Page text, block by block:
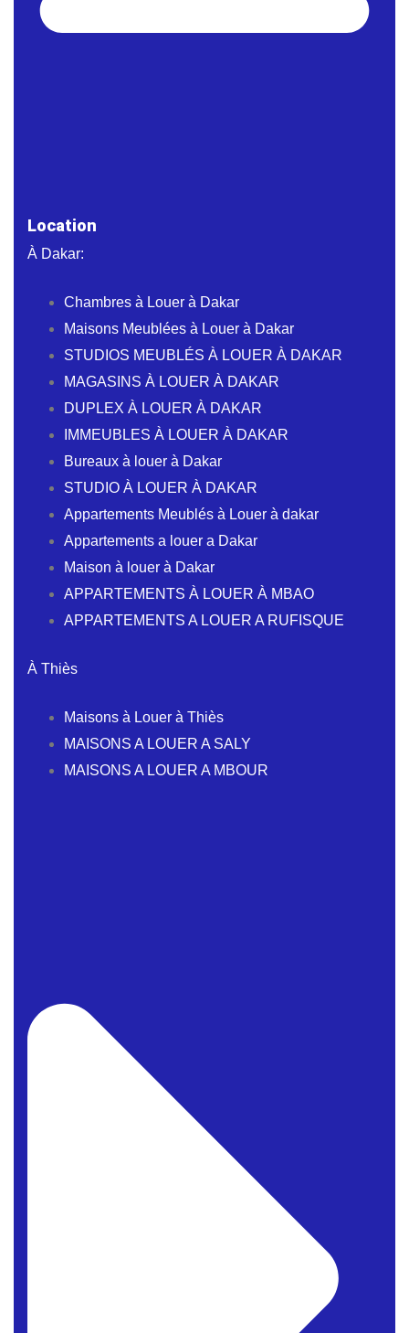
Location
À Dakar:
Chambres à Louer à Dakar
Maisons Meublées à Louer à Dakar
STUDIOS MEUBLÉS À LOUER À DAKAR
MAGASINS À LOUER À DAKAR
DUPLEX À LOUER À DAKAR
IMMEUBLES À LOUER À DAKAR
Bureaux à louer à Dakar
STUDIO À LOUER À DAKAR
Appartements Meublés à Louer à dakar
Appartements a louer a Dakar
Maison à louer à Dakar
APPARTEMENTS À LOUER À MBAO
APPARTEMENTS A LOUER A RUFISQUE
À Thiès
Maisons à Louer à Thiès
MAISONS A LOUER A SALY
MAISONS A LOUER A MBOUR